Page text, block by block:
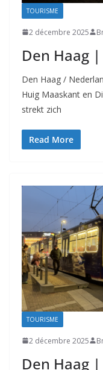
TOURISME
2 décembre 2025
Den Haag
Den Haag /
Huig Maaskant en
strekt zich
Read More
TOURISME
2 décembre 2025
Den Haag